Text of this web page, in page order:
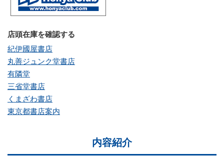
店頭在庫を確認する
紀伊國屋書店
丸善ジュンク堂書店
有隣堂
三省堂書店
くまざわ書店
東京都書店案内
内容紹介